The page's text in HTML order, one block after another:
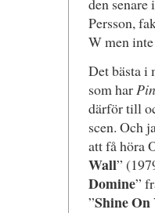
den senare
Persson,
W men
Det bästa i
som har
därför till
scen. Och
att få höra
Wall”
Domine”
”Shine